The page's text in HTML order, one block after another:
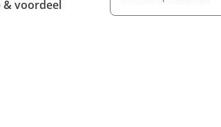
& voordeel